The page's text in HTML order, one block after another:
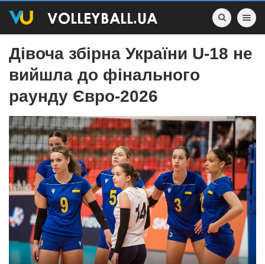
Toggle
Дівоча збірна України U-18 не
вийшла до фінального
раунду Євро-2026